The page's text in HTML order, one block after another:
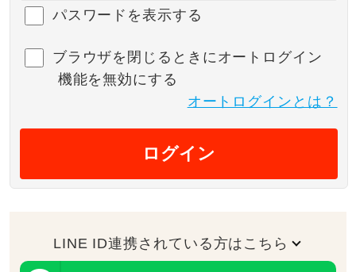
パスワードを表示する
ブラウザを閉じるときにオートログイン
機能を無効にする
オートログインとは？
ログイン
LINE ID連携されている方はこちら